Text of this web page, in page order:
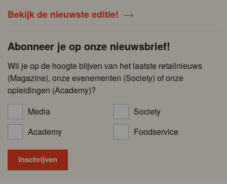
Bekijk de nieuwste editie!
Abonneer je op onze nieuwsbrief!
Wil je op de hoogte blijven van het laatste retailnieuws
(Magazine), onze evenementen (Society) of onze
opleidingen (Academy)?
Media
Society
Academy
Foodservice